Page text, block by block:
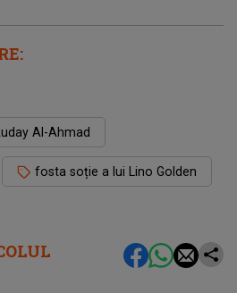
Al-Ahmad
fosta soție a lui Lino Golden